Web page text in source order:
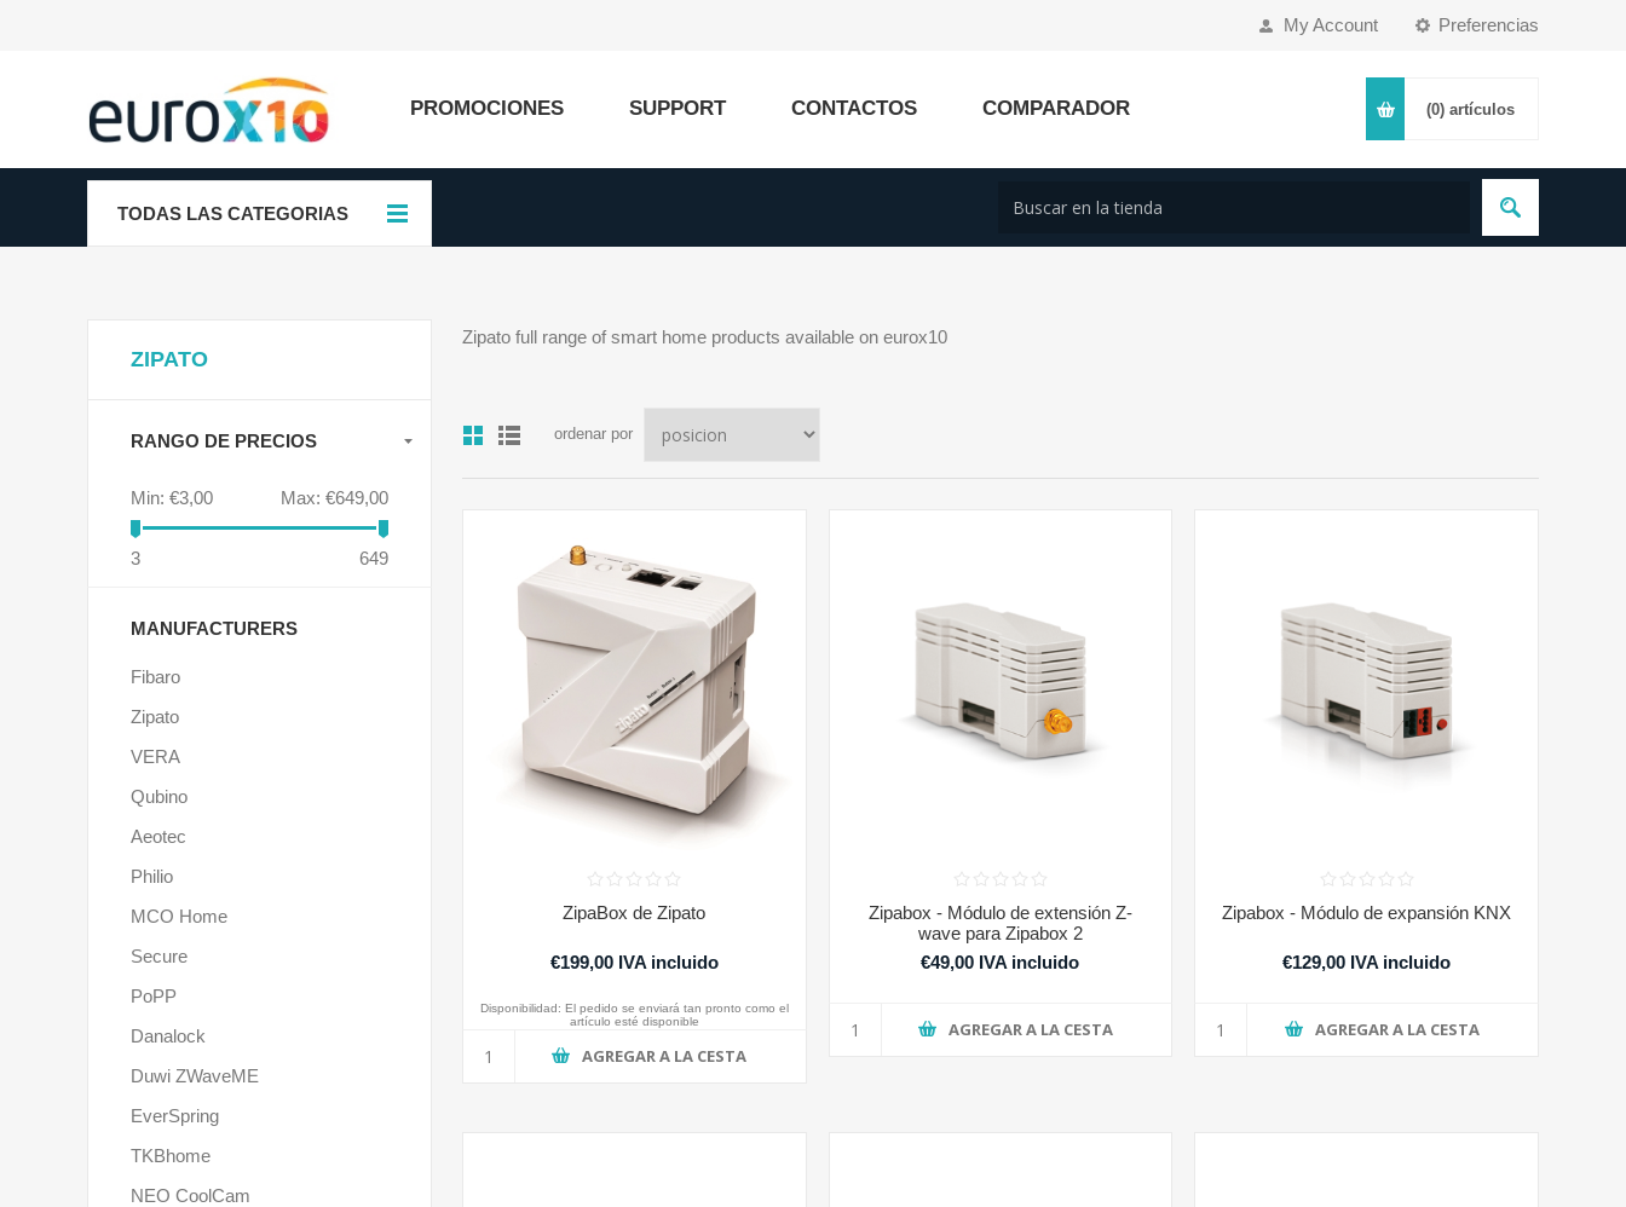
Preferencias
My Account
PROMOCIONES SUPPORT CONTACTOS COMPARADOR (0) artículos
TODAS LAS CATEGORIAS
Zipato full range of smart home products available on eurox10
ordenar por
ZipaBox de Zipato
€199,00 IVA incluido
AGREGAR A LA CESTA
Disponibilidad: El pedido se enviará tan pronto como el
artículo esté disponible
Zipabox - Módulo de extensión Z-
wave para Zipabox 2
€49,00 IVA incluido
AGREGAR A LA CESTA
Zipabox - Módulo de expansión KNX
€129,00 IVA incluido
AGREGAR A LA CESTA
ZIPATO
RANGO DE PRECIOS
Min: €3,00 Max: €649,00
3 649
MANUFACTURERS
Fibaro
Zipato
VERA
Qubino
Aeotec
Philio
MCO Home
Secure
PoPP
Danalock
Duwi ZWaveME
EverSpring
TKBhome
NEO CoolCam